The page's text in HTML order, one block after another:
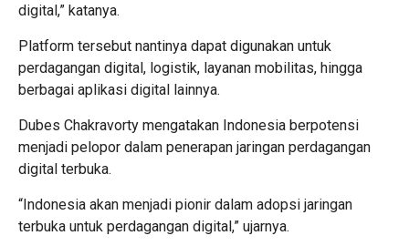
digital,” katanya.
Platform tersebut nantinya dapat digunakan untuk
perdagangan digital, logistik, layanan mobilitas, hingga
berbagai aplikasi digital lainnya.
Dubes Chakravorty mengatakan Indonesia berpotensi
menjadi pelopor dalam penerapan jaringan perdagangan
digital terbuka.
“Indonesia akan menjadi pionir dalam adopsi jaringan
terbuka untuk perdagangan digital,” ujarnya.